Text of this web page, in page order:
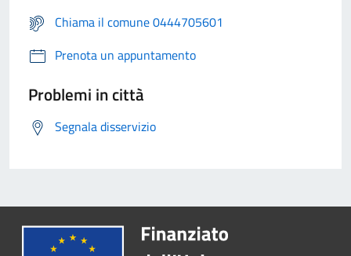
Chiama il comune 0444705601
Prenota un appuntamento
Problemi in città
Segnala disservizio